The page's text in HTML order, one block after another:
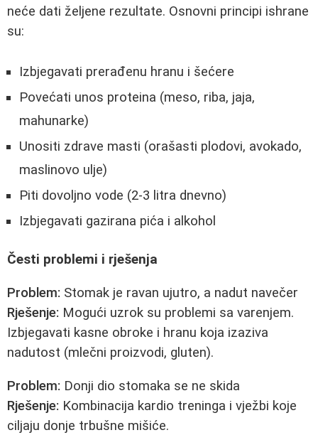
neće dati željene rezultate. Osnovni principi ishrane
su:
Izbjegavati prerađenu hranu i šećere
Povećati unos proteina (meso, riba, jaja,
mahunarke)
Unositi zdrave masti (orašasti plodovi, avokado,
maslinovo ulje)
Piti dovoljno vode (2-3 litra dnevno)
Izbjegavati gazirana pića i alkohol
Česti problemi i rješenja
Problem: Stomak je ravan ujutro, a nadut navečer
Rješenje: Mogući uzrok su problemi sa varenjem.
Izbjegavati kasne obroke i hranu koja izaziva
nadutost (mlečni proizvodi, gluten).
Problem: Donji dio stomaka se ne skida
Rješenje: Kombinacija kardio treninga i vježbi koje
ciljaju donje trbušne mišiće.